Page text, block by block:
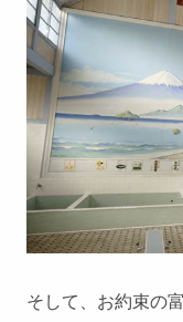
そして、お約束の